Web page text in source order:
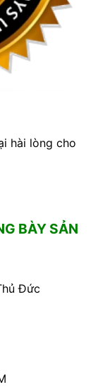
hài lòng cho
BÀY SẢN
Đức